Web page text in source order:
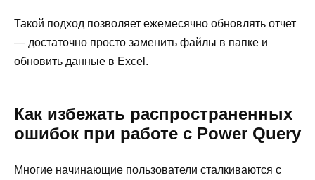
Такой подход позволяет ежемесячно обновлять отчет
— достаточно просто заменить файлы в папке и
обновить данные в Excel.
Как избежать распространенных
ошибок при работе с Power Query
Многие начинающие пользователи сталкиваются с